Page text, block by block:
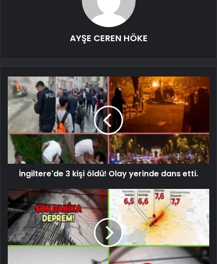
AYŞE CEREN HÖKE
İngiltere'de 3 kişi öldü! Olay yerinde dans etti.